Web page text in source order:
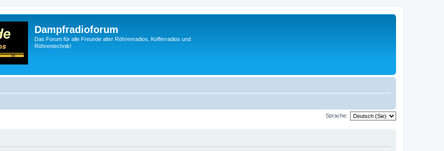
Dampfradioforum
Das Forum für alle Freunde alter Röhrenradios, Kofferradios und
Röhrentechnik!
Sprache: